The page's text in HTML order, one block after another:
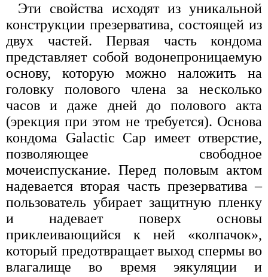
Эти свойства исходят из уникальной
конструкции презерватива, состоящей из
двух частей. Первая часть кондома
представляет собой водонепроницаемую
основу, которую можно наложить на
головку полового члена за несколько
часов и даже дней до полового акта
(эрекция при этом не требуется). Основа
кондома Galactic Cap имеет отверстие,
позволяющее свободное
мочеиспускание. Перед половым актом
надевается вторая часть презерватива –
пользователь убирает защитную пленку
и надевает поверх основы
приклеивающийся к ней «колпачок»,
который предотвращает выход спермы во
влагалище во время эякуляции и